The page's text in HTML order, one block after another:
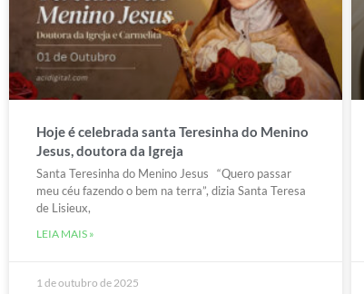
Hoje é celebrada santa Teresinha do Menino
Jesus, doutora da Igreja
Santa Teresinha do Menino Jesus “Quero passar
meu céu fazendo o bem na terra”, dizia Santa Teresa
de Lisieux,
LEIA MAIS »
1 de outubro de 2025